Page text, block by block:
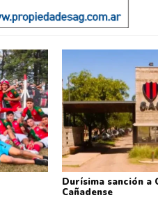
Durísima sanción a
Cañadense